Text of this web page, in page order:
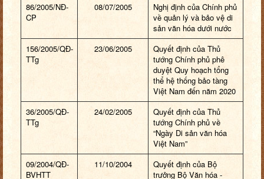
86/2005/NĐ-
CP
08/07/2005
Nghị định của Chính phủ
về quản lý và bảo vệ di
sản văn hóa dưới nước
156/2005/QĐ-
TTg
23/06/2005
Quyết định của Thủ
tướng Chính phủ phê
duyệt Quy hoạch tổng
thể hệ thống bảo tàng
Việt Nam đến năm 2020
36/2005/QĐ-
TTg
24/02/2005
Quyết định của Thủ
tướng Chính phủ về
“Ngày Di sản văn hóa
Việt Nam”
09/2004/QĐ-
BVHTT
11/10/2004
Quyết định của Bộ
trưởng Bộ Văn hóa -